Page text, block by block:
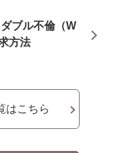
ブル不倫（W
方法
はこちら